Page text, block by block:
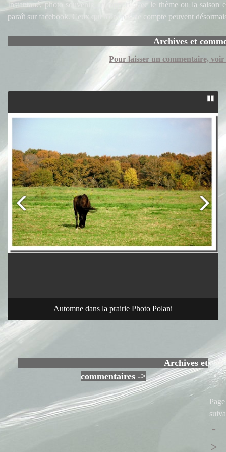
Instantané, photo souvenir, en rapport avec le thème ou la saison
paraît sur facebook. Ceux qui n'ont pas de compte peuvent
Archives et
Pour laisser un commentaire, voir
Automne dans la prairie Photo Polani
Archives et
commentaires ->
Page
-
>